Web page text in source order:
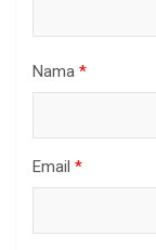
Nama *
Email *